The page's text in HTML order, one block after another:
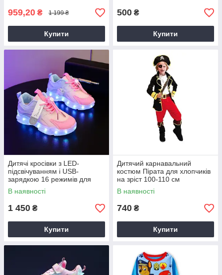
959,20 ₴ 1 199 ₴
Купити
500 ₴
Купити
Дитячі кросівки з LED-
підсвічуванням і USB-
зарядкою 16 режимів для
дівчаток Wenling розмір 27
В наявності
1 450 ₴
Купити
Дитячий карнавальний
костюм Пірата для хлопчиків
на зріст 100-110 см
В наявності
740 ₴
Купити